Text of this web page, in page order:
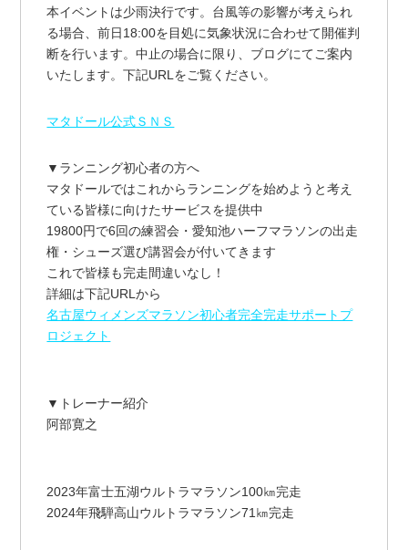
本イベントは少雨決行です。台風等の影響が考えられ
る場合、前日18:00を目処に気象状況に合わせて開催判
断を行います。中止の場合に限り、ブログにてご案内
いたします。下記URLをご覧ください。
マタドール公式ＳＮＳ
▼ランニング初心者の方へ
マタドールではこれからランニングを始めようと考え
ている皆様に向けたサービスを提供中
19800円で6回の練習会・愛知池ハーフマラソンの出走
権・シューズ選び講習会が付いてきます
これで皆様も完走間違いなし！
詳細は下記URLから
名古屋ウィメンズマラソン初心者完全完走サポートプ
ロジェクト
▼トレーナー紹介
阿部寛之
2023年富士五湖ウルトラマラソン100㎞完走
2024年飛騨高山ウルトラマラソン71㎞完走